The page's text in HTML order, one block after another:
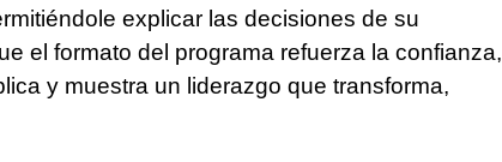
explicar las decisiones de su
el formato del programa refuerza la confianza,
y muestra un liderazgo que transforma,